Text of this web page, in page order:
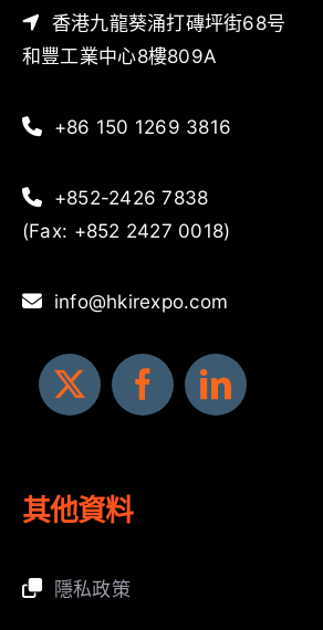
香港九龍葵涌打磚坪街68号
和豐工業中心8樓809A
+86 150 1269 3816
+852-2426 7838
(Fax: +852 2427 0018)
info@hkirexpo.com
其他資料
隱私政策